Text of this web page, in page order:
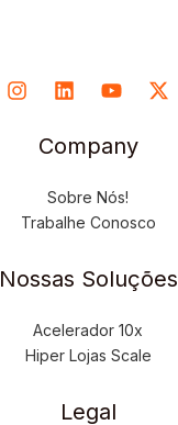
Company
Sobre Nós!
Trabalhe Conosco
Nossas Soluções
Acelerador 10x
Hiper Lojas Scale
Legal